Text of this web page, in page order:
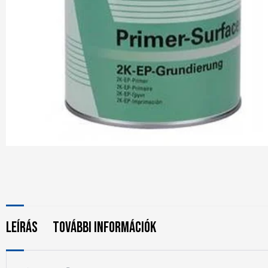
Leírás További információk